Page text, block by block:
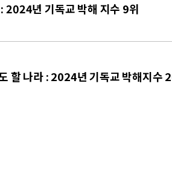
2024년 기독교 박해 지수 9위
할 나라 : 2024년 기독교 박해지